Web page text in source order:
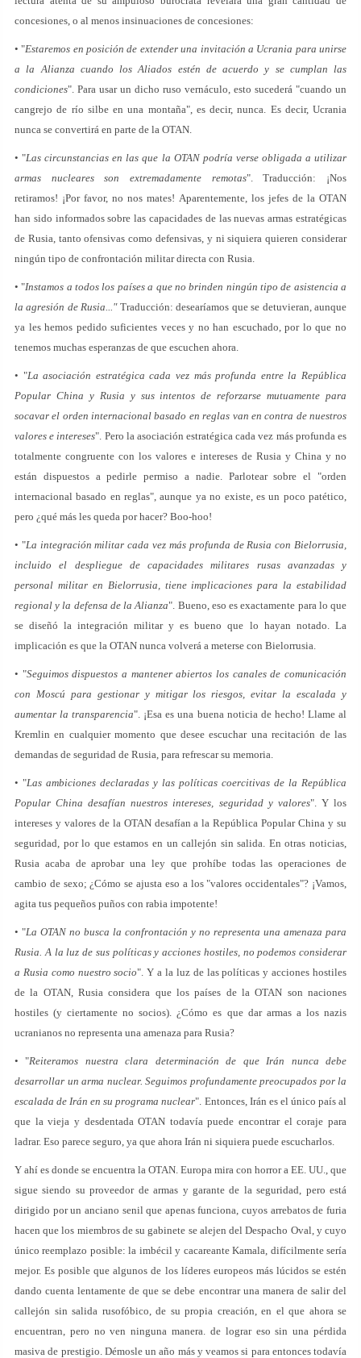
concesiones, o al menos insinuaciones de concesiones:
• "Estaremos en posición de extender una invitación a Ucrania para unirse
a la Alianza cuando los Aliados estén de acuerdo y se cumplan las
condiciones". Para usar un dicho ruso vernáculo, esto sucederá "cuando un
cangrejo de río silbe en una montaña", es decir, nunca. Es decir, Ucrania
nunca se convertirá en parte de la OTAN.
• "Las circunstancias en las que la OTAN podría verse obligada a utilizar
armas nucleares son extremadamente remotas". Traducción: ¡Nos
retiramos! ¡Por favor, no nos mates! Aparentemente, los jefes de la OTAN
han sido informados sobre las capacidades de las nuevas armas estratégicas
de Rusia, tanto ofensivas como defensivas, y ni siquiera quieren considerar
ningún tipo de confrontación militar directa con Rusia.
• "Instamos a todos los países a que no brinden ningún tipo de asistencia a
la agresión de Rusia..."Traducción: desearíamos que se detuvieran, aunque
ya les hemos pedido suficientes veces y no han escuchado, por lo que no
tenemos muchas esperanzas de que escuchen ahora.
• "La asociación estratégica cada vez más profunda entre la República
Popular China y Rusia y sus intentos de reforzarse mutuamente para
socavar el orden internacional basado en reglas van en contra de nuestros
valores e intereses". Pero la asociación estratégica cada vez más profunda es
totalmente congruente con los valores e intereses de Rusia y China y no
están dispuestos a pedirle permiso a nadie. Parlotear sobre el "orden
internacional basado en reglas", aunque ya no existe, es un poco patético,
pero ¿qué más les queda por hacer? Boo-hoo!
• "La integración militar cada vez más profunda de Rusia con Bielorrusia,
incluido el despliegue de capacidades militares rusas avanzadas y
personal militar en Bielorrusia, tiene implicaciones para la estabilidad
regional y la defensa de la Alianza". Bueno, eso es exactamente para lo que
se diseñó la integración militar y es bueno que lo hayan notado. La
implicación es que la OTAN nunca volverá a meterse con Bielorrusia.
• "Seguimos dispuestos a mantener abiertos los canales de comunicación
con Moscú para gestionar y mitigar los riesgos, evitar la escalada y
aumentar la transparencia". ¡Esa es una buena noticia de hecho! Llame al
Kremlin en cualquier momento que desee escuchar una recitación de las
demandas de seguridad de Rusia, para refrescar su memoria.
• "Las ambiciones declaradas y las políticas coercitivas de la República
Popular China desafían nuestros intereses, seguridad y valores". Y los
intereses y valores de la OTAN desafían a la República Popular China y su
seguridad, por lo que estamos en un callejón sin salida. En otras noticias,
Rusia acaba de aprobar una ley que prohíbe todas las operaciones de
cambio de sexo; ¿Cómo se ajusta eso a los "valores occidentales"? ¡Vamos,
agita tus pequeños puños con rabia impotente!
• "La OTAN no busca la confrontación y no representa una amenaza para
Rusia. A la luz de sus políticas y acciones hostiles, no podemos considerar
a Rusia como nuestro socio". Y a la luz de las políticas y acciones hostiles
de la OTAN, Rusia considera que los países de la OTAN son naciones
hostiles (y ciertamente no socios). ¿Cómo es que dar armas a los nazis
ucranianos no representa una amenaza para Rusia?
• "Reiteramos nuestra clara determinación de que Irán nunca debe
desarrollar un arma nuclear. Seguimos profundamente preocupados por la
escalada de Irán en su programa nuclear". Entonces, Irán es el único país al
que la vieja y desdentada OTAN todavía puede encontrar el coraje para
ladrar. Eso parece seguro, ya que ahora Irán ni siquiera puede escucharlos.
Y ahí es donde se encuentra la OTAN. Europa mira con horror a EE. UU., que
sigue siendo su proveedor de armas y garante de la seguridad, pero está
dirigido por un anciano senil que apenas funciona, cuyos arrebatos de furia
hacen que los miembros de su gabinete se alejen del Despacho Oval, y cuyo
único reemplazo posible: la imbécil y cacareante Kamala, difícilmente sería
mejor. Es posible que algunos de los líderes europeos más lúcidos se estén
dando cuenta lentamente de que se debe encontrar una manera de salir del
callejón sin salida rusofóbico, de su propia creación, en el que ahora se
encuentran, pero no ven ninguna manera. de lograr eso sin una pérdida
masiva de prestigio. Démosle un año más y veamos si para entonces todavía